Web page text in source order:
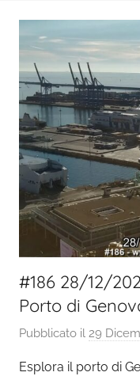
#186 28/12/
Porto di
Pubblicato il 29
Esplora il porto di